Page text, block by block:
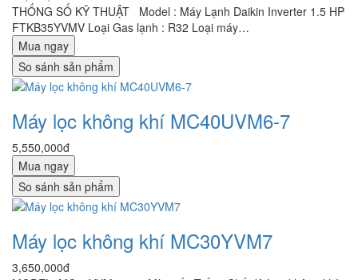
THỐNG SỐ KỸ THUẬT Model : Máy Lạnh Daikin Inverter 1.5 HP
FTKB35YVMV Loại Gas lạnh : R32 Loại máy…
Mua ngay
So sánh sản phẩm
Máy lọc không khí MC40UVM6-7
5,550,000đ
Mua ngay
So sánh sản phẩm
Máy lọc không khí MC30YVM7
3,650,000đ